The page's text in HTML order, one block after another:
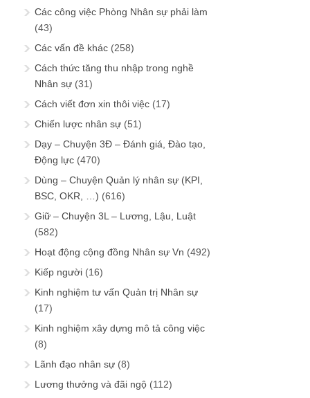
Các công việc Phòng Nhân sự phải làm
(43)
Các vấn đề khác (258)
Cách thức tăng thu nhập trong nghề
Nhân sự (31)
Cách viết đơn xin thôi việc (17)
Chiến lược nhân sự (51)
Dạy – Chuyện 3Đ – Đánh giá, Đào tạo,
Động lực (470)
Dùng – Chuyện Quản lý nhân sự (KPI,
BSC, OKR, …) (616)
Giữ – Chuyện 3L – Lương, Lậu, Luật
(582)
Hoạt động cộng đồng Nhân sự Vn (492)
Kiếp người (16)
Kinh nghiệm tư vấn Quản trị Nhân sự
(17)
Kinh nghiệm xây dựng mô tả công việc
(8)
Lãnh đạo nhân sự (8)
Lương thưởng và đãi ngộ (112)